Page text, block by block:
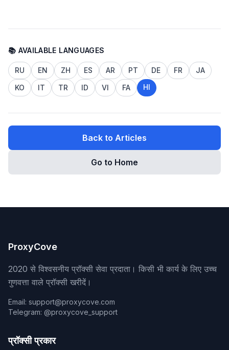
📚 AVAILABLE LANGUAGES
RU EN ZH ES AR PT DE FR
JA
KO
IT TR ID VI FA HI
Back to Articles
Go to Home
ProxyCove
2020 से विश्वसनीय प्रॉक्सी सेवा प्रदाता। किसी भी कार्य के लिए उच्च
गुणवत्ता वाले प्रॉक्सी खरीदें।
Email: support@proxycove.com
Telegram: @proxycove_support
प्रॉक्सी प्रकार